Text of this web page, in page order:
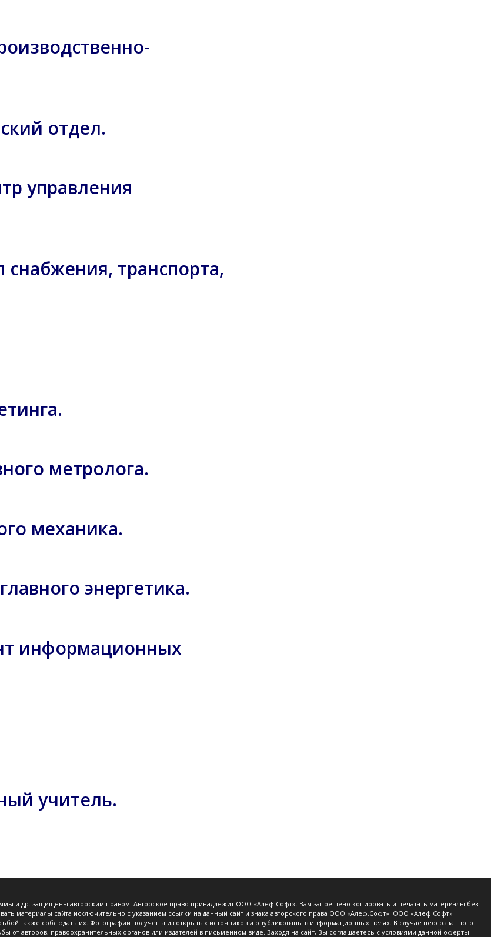
отдел.
управления
транспорта,
метролога.
механика.
энергетика.
информационных
учитель.
и др. защищены авторским правом. Авторское право принадлежит ООО «Алеф.Софт». Вам запрещено копировать и печатать материалы без
материалы сайта исключительно с указанием ссылки на данный сайт и знака авторского права ООО «Алеф.Софт». ООО «Алеф.Софт»
также соблюдать их. Фотографии получены из открытых источников и опубликованы в информационных целях. В случае неосознанного
от авторов, правоохранительных органов или издателей в письменном виде. Заходя на сайт, Вы соглашаетесь с условиями данной оферты.